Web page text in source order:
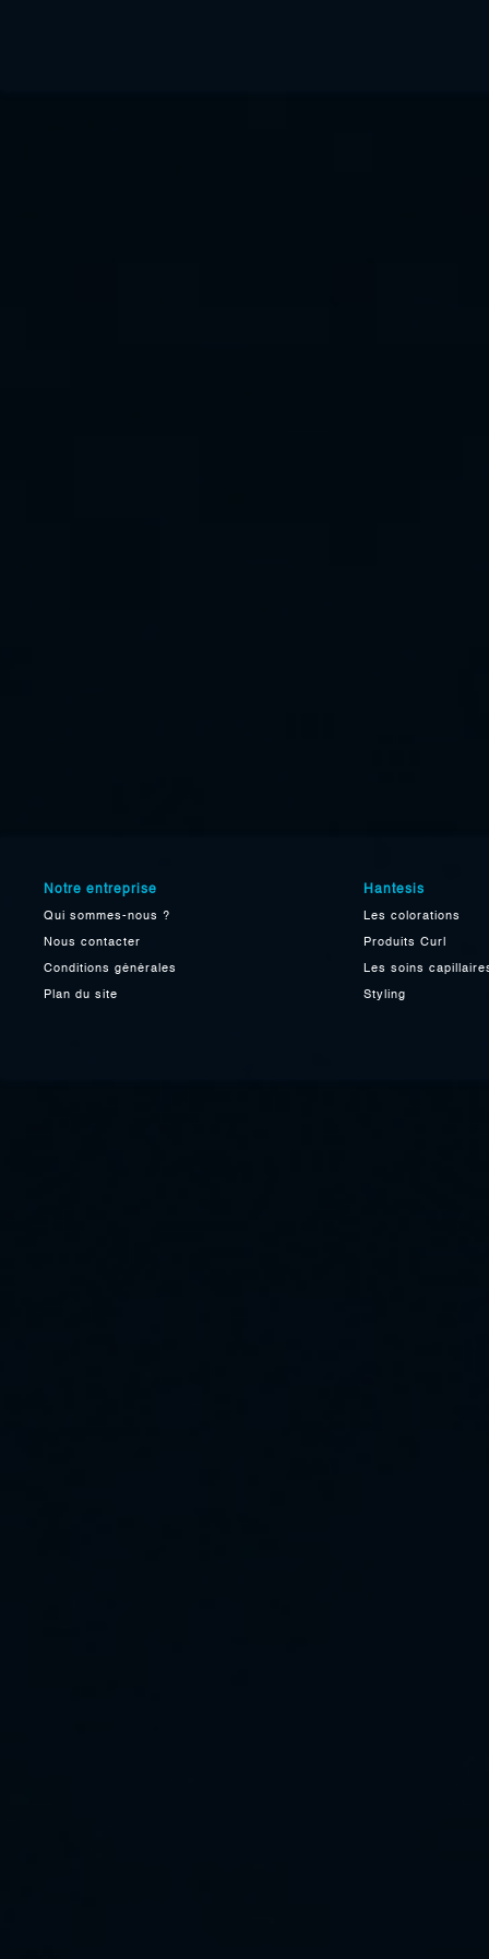
Notre entreprise
Qui sommes-nous ?
Nous contacter
Conditions générales
Plan du site
Hantesis
Les colorations
Produits Curl
Les soins
Styling